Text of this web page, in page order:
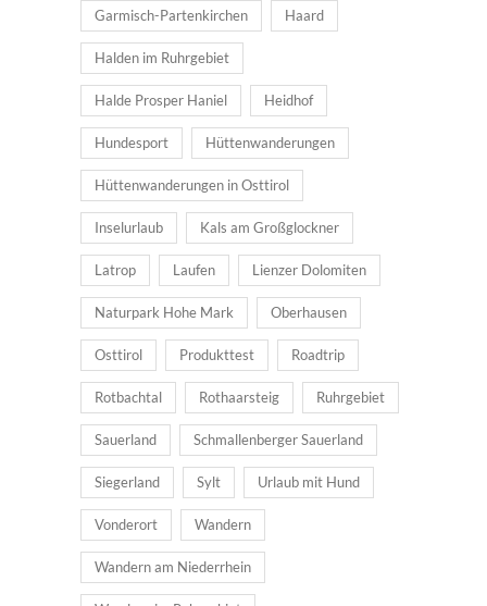
Garmisch-Partenkirchen Haard
Halden im Ruhrgebiet
Halde Prosper Haniel Heidhof
Hundesport Hüttenwanderungen
Hüttenwanderungen in Osttirol
Inselurlaub Kals am Großglockner
Latrop Laufen Lienzer Dolomiten
Naturpark Hohe Mark Oberhausen
Osttirol Produkttest Roadtrip
Rotbachtal Rothaarsteig Ruhrgebiet
Sauerland Schmallenberger Sauerland
Siegerland Sylt Urlaub mit Hund
Vonderort Wandern
Wandern am Niederrhein